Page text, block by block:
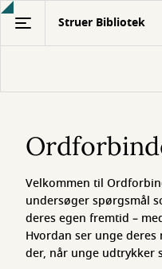
Gå
hovedindhold
Struer Bibliotek
Velkommen til
undersøger spørgsmål
deres egen fremtid –
Hvordan ser unge
der, når unge udtrykker